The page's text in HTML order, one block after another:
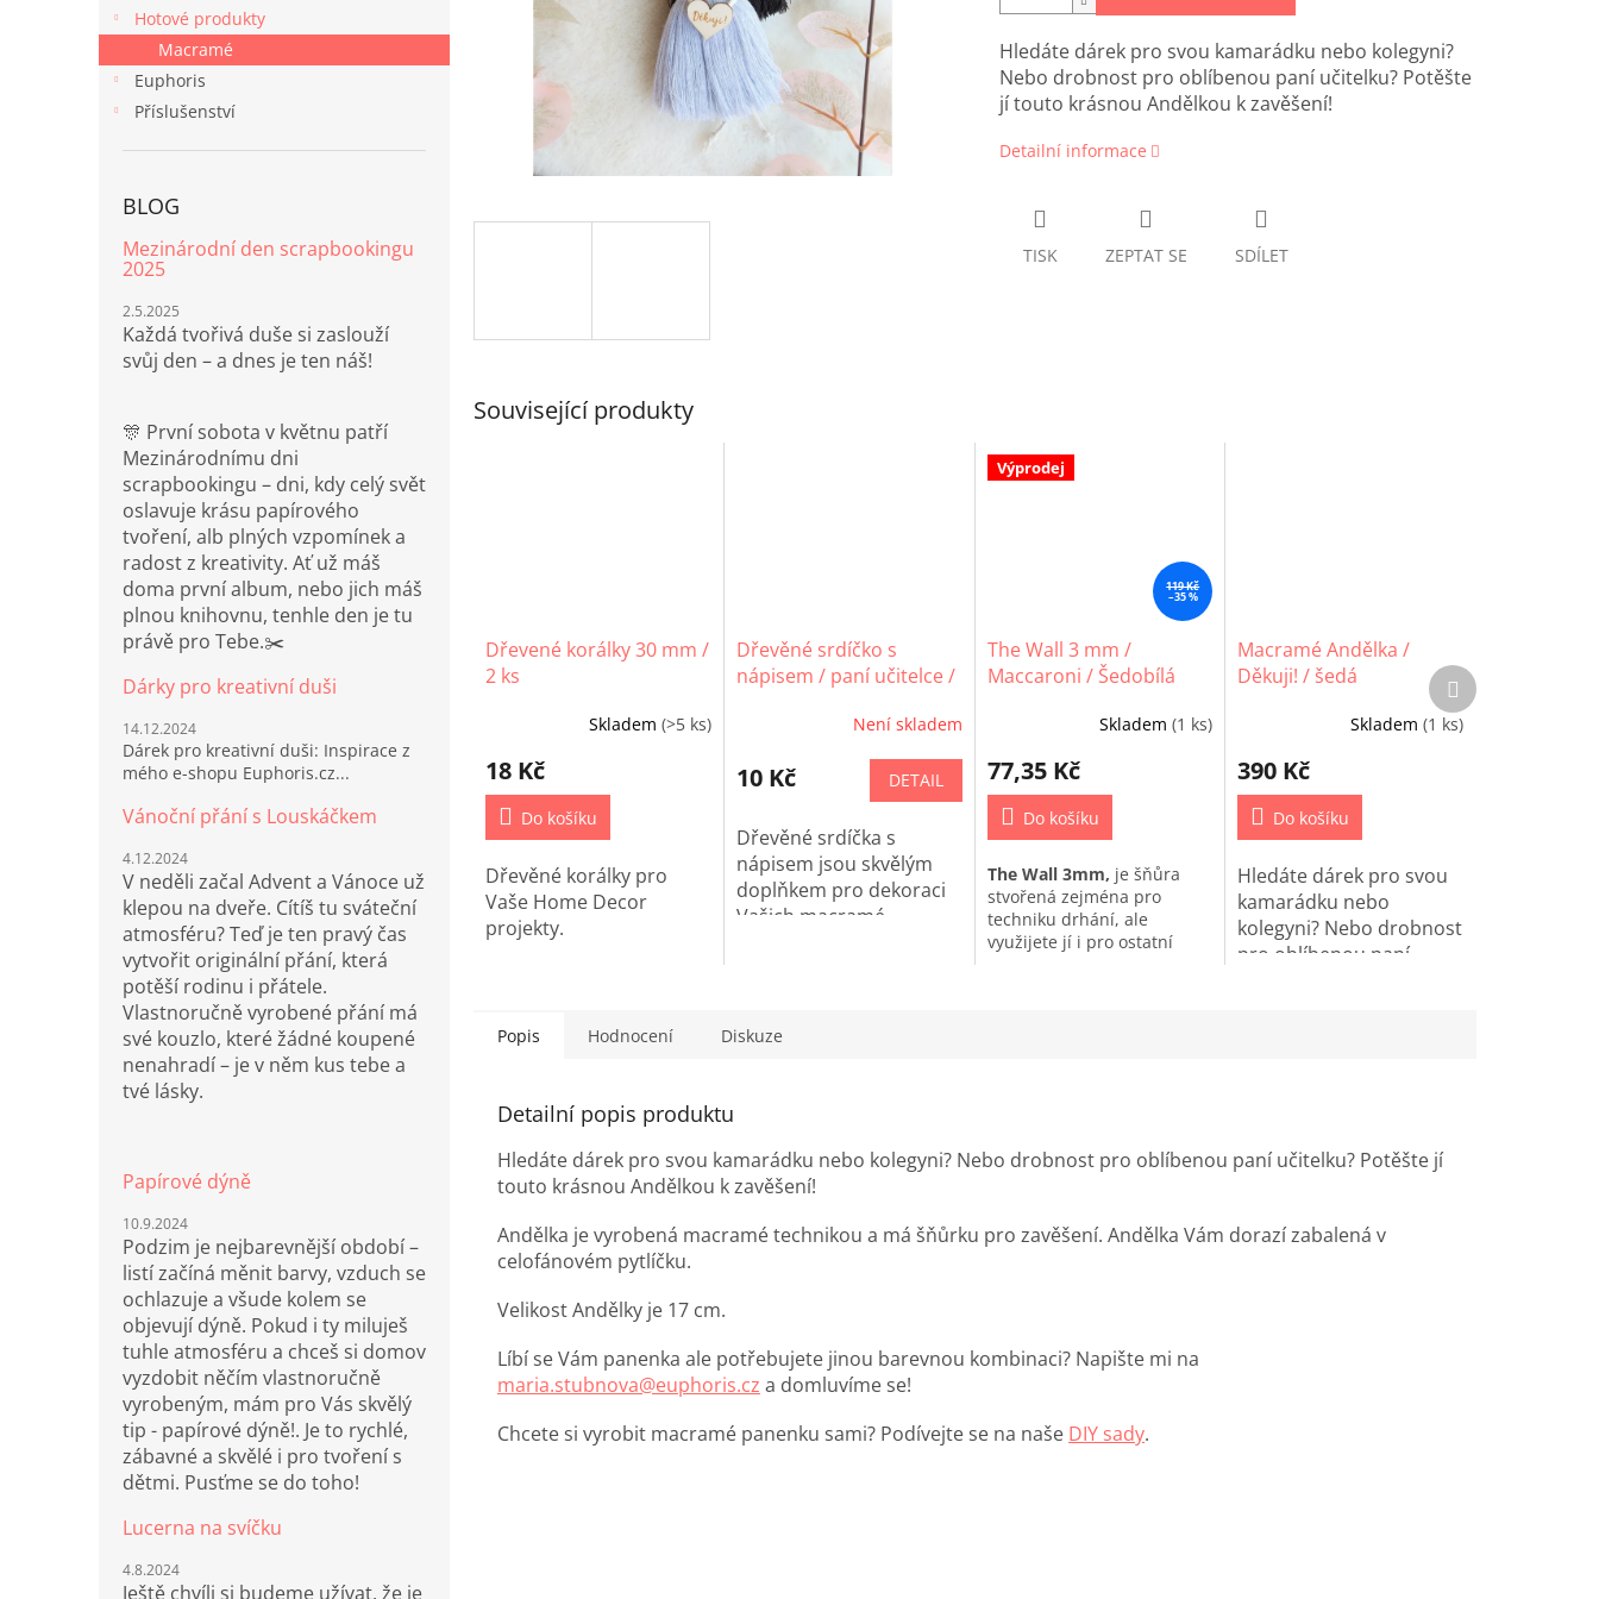
e
l
Hotové produkty
Macramé
Euphoris
Příslušenství
BLOG
Mezinárodní den scrapbookingu
2025
2.5.2025
Každá tvořivá duše si zaslouží
svůj den – a dnes je ten náš!
🎊 První sobota v květnu patří
Mezinárodnímu dni
scrapbookingu – dni, kdy celý svět
oslavuje krásu papírového
tvoření, alb plných vzpomínek a
radost z kreativity. Ať už máš
doma první album, nebo jich máš
plnou knihovnu, tenhle den je tu
právě pro Tebe.✂️
Dárky pro kreativní duši
14.12.2024
Dárek pro kreativní duši: Inspirace z
mého e-shopu Euphoris.cz...
Vánoční přání s Louskáčkem
4.12.2024
V neděli začal Advent a Vánoce už
klepou na dveře. Cítíš tu sváteční
atmosféru? Teď je ten pravý čas
vytvořit originální přání, která
potěší rodinu i přátele.
Vlastnoručně vyrobené přání má
své kouzlo, které žádné koupené
nenahradí – je v něm kus tebe a
tvé lásky.
Papírové dýně
10.9.2024
Podzim je nejbarevnější období –
listí začíná měnit barvy, vzduch se
ochlazuje a všude kolem se
objevují dýně. Pokud i ty miluješ
tuhle atmosféru a chceš si domov
vyzdobit něčím vlastnoručně
vyrobeným, mám pro Vás skvělý
tip - papírové dýně!. Je to rychlé,
zábavné a skvělé i pro tvoření s
dětmi. Pusťme se do toho!
Lucerna na svíčku
4.8.2024
Ještě chvíli si budeme užívat, že je
Hledáte dárek pro svou kamarádku nebo kolegyni?
Nebo drobnost pro oblíbenou paní učitelku? Potěšte
jí touto krásnou Andělkou k zavěšení!
Detailní informace
TISK ZEPTAT SE SDÍLET
Související produkty
Dřevené korálky 30 mm /
2 ks
Skladem (>5 ks)
18 Kč
Do košíku
Dřevěné korálky pro
Vaše Home Decor
projekty.
Dřevěné srdíčko s
nápisem / paní učitelce /
Není skladem
10 Kč DETAIL
Dřevěné srdíčka s
nápisem jsou skvělým
doplňkem pro dekoraci
Vašich macramé
Výprodej
119 Kč
–35 %
The Wall 3 mm /
Maccaroni / Šedobílá
Skladem(1 ks)
77,35 Kč
Do košíku
The Wall 3mm, je šňůra
stvořená zejména pro
techniku drhání, ale
využijete jí i pro ostatní
Macramé Andělka /
Děkuji! / šedá
Skladem (1 ks)
390 Kč
Do košíku
Hledáte dárek pro svou
kamarádku nebo
kolegyni? Nebo drobnost
pro oblíbenou paní
Další
produkt
Popis Hodnocení Diskuze
Detailní popis produktu
Hledáte dárek pro svou kamarádku nebo kolegyni? Nebo drobnost pro oblíbenou paní učitelku? Potěšte jí
touto krásnou Andělkou k zavěšení!
Andělka je vyrobená macramé technikou a má šňůrku pro zavěšení. Andělka Vám dorazí zabalená v
celofánovém pytlíčku.
Velikost Andělky je 17 cm.
Líbí se Vám panenka ale potřebujete jinou barevnou kombinaci? Napište mi na
maria.stubnova@euphoris.cz a domluvíme se!
Chcete si vyrobit macramé panenku sami? Podívejte se na naše DIY sady.